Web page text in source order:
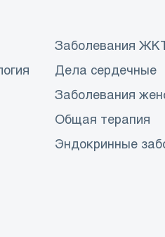
Заболевания
Дела сердечные
Заболевания
Общая терапия
Эндокринные